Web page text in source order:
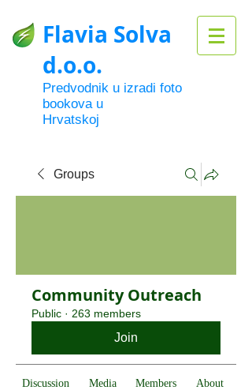
Flavia Solva
d.o.o.
Predvodnik u izradi foto
bookova u
Hrvatskoj
Groups
Community Outreach
Public · 263 members
Join
Discussion Media Members About